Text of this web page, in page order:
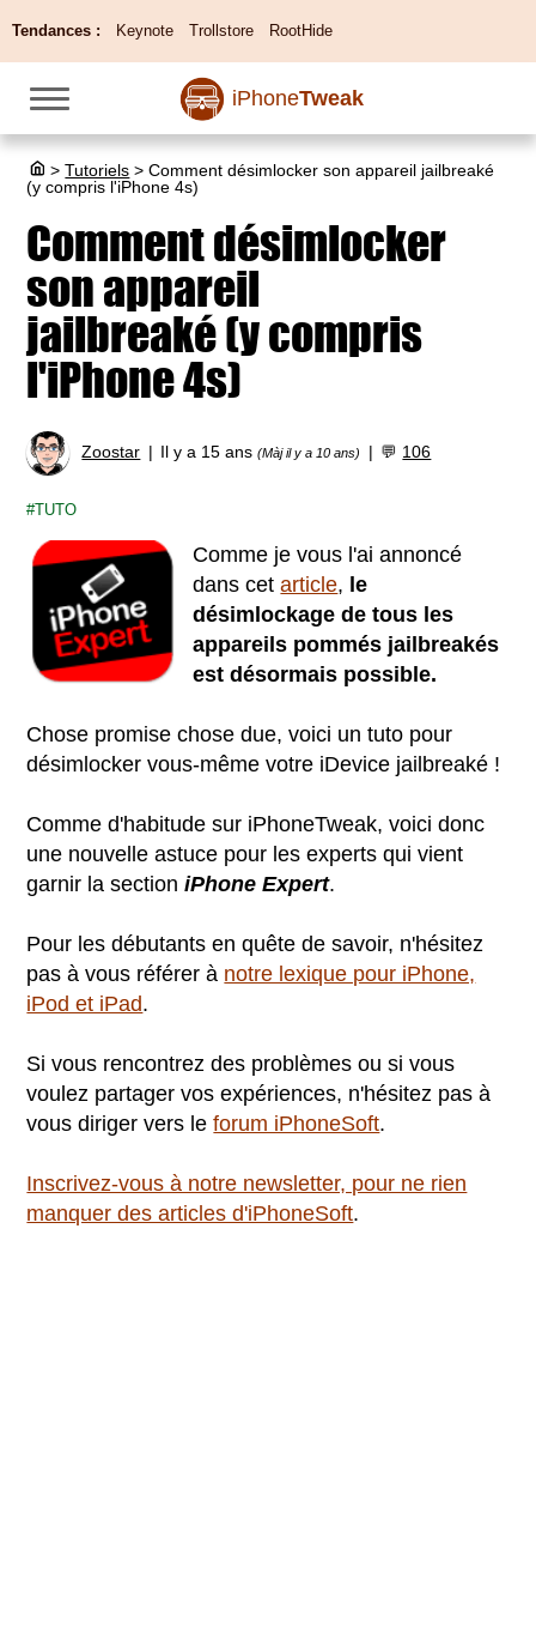
Tendances : Keynote Trollstore RootHide
iPhoneTweak
> Tutoriels > Comment désimlocker son appareil jailbreaké
(y compris l'iPhone 4s)
Comment désimlocker
son appareil
jailbreaké (y compris
l'iPhone 4s)
Zoostar Il y a 15 ans(Màj il y a 10 ans) 💬 106
TUTO
Comme je vous l'ai annoncé
dans cetarticle, le
désimlockage de tous les
appareils pommés jailbreakés
est désormais possible.
Chose promise chose due, voici un tuto pour
désimlocker vous-même votre iDevice jailbreaké !
Comme d'habitude sur iPhoneTweak, voici donc
une nouvelle astuce pour les experts qui vient
garnir la sectioniPhone Expert.
Pour les débutants en quête de savoir, n'hésitez
pas à vous référer à notre lexique pour iPhone,
iPod et iPad.
Si vous rencontrez des problèmes ou si vous
voulez partager vos expériences, n'hésitez pas à
vous diriger vers leforum iPhoneSoft.
Inscrivez-vous à notre newsletter, pour ne rien
manquer des articles d'iPhoneSoft.